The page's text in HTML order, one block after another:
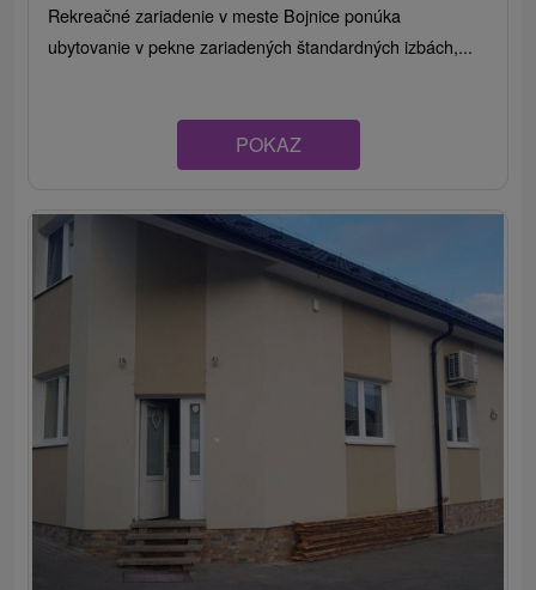
Rekreačné zariadenie v meste Bojnice ponúka
ubytovanie v pekne zariadených štandardných izbách,...
POKAZ